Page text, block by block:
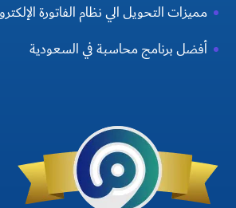
مميزات التحويل الي نظام الفاتورة
أفضل برنامج محاسبة في السعودية